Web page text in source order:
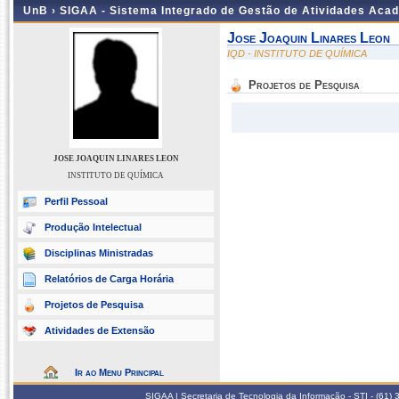
UnB › SIGAA - Sistema Integrado de Gestão de Atividades
JOSE JOAQUIN LINARES LEON
INSTITUTO DE QUÍMICA
Perfil Pessoal
Produção Intelectual
Disciplinas Ministradas
Relatórios de Carga Horária
Projetos de Pesquisa
Atividades de Extensão
Ir ao Menu Principal
Jose Joaquin Linares Leon
IQD - INSTITUTO DE QUÍMICA
Projetos de Pesquisa
SIGAA | Secretaria de Tecnologia da Informação - STI -